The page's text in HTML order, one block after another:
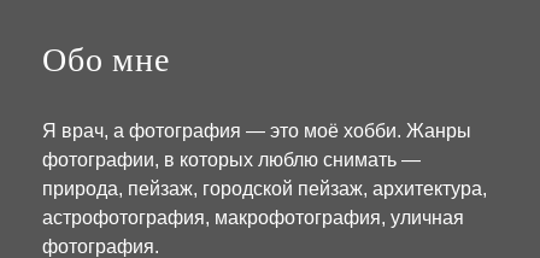
Обо мне
Я врач, а фотография — это моё хобби. Жанры
фотографии, в которых люблю снимать —
природа, пейзаж, городской пейзаж, архитектура,
астрофотография, макрофотография, уличная
фотография.